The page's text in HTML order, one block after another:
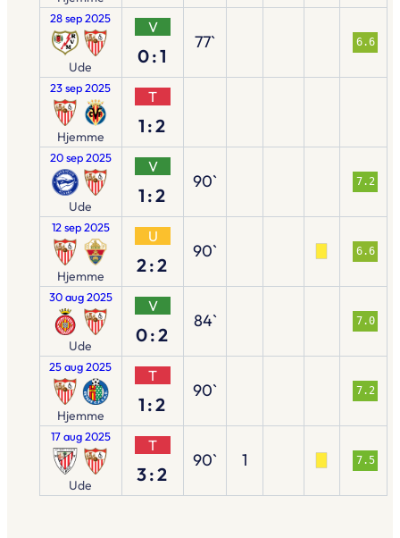
28 sep 2025
Ude
V
0:1
77` 6.6
23 sep 2025
Hjemme
T
1:2
20 sep 2025
Ude
V
1:2
90` 7.2
12 sep 2025
Hjemme
U
2:2
90` 6.6
30 aug 2025
Ude
V
0:2
84` 7.0
25 aug 2025
Hjemme
T
1:2
90` 7.2
17 aug 2025
Ude
T
3:2
90` 1 7.5